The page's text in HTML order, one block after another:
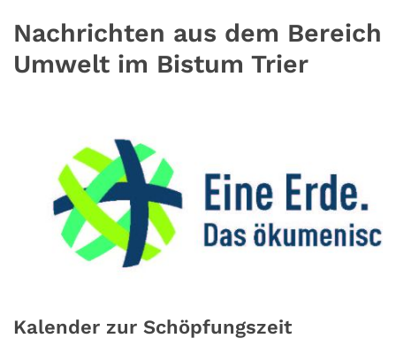
Nachrichten aus dem Bereich
Umwelt im Bistum Trier
Kalender zur Schöpfungszeit